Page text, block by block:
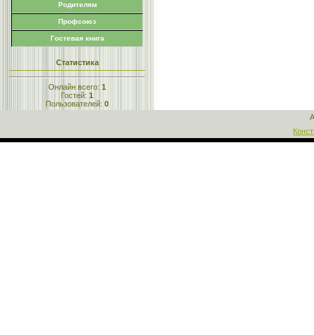
Родителям
Профсоюз
Гостевая книга
Статистика
Онлайн всего: 1
Гостей: 1
Пользователей: 0